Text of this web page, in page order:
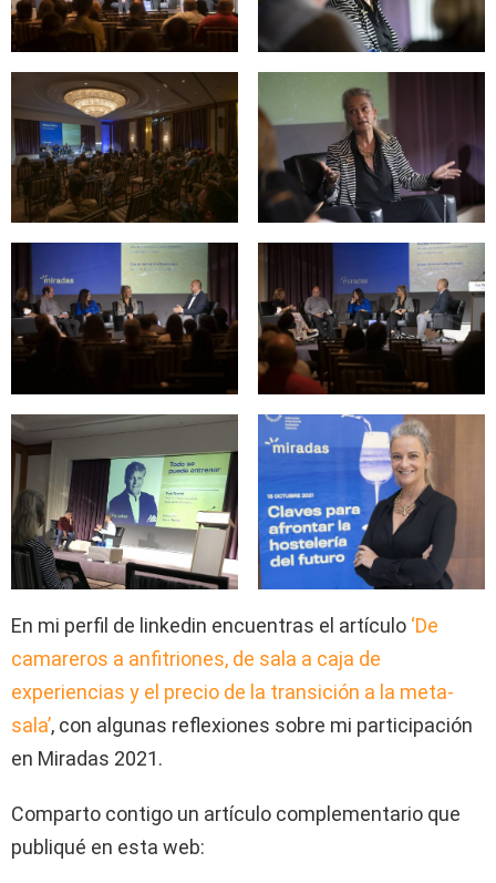
En mi perfil de linkedin encuentras el artículo ‘De
camareros a anfitriones, de sala a caja de
experiencias y el precio de la transición a la meta-
sala’, con algunas reflexiones sobre mi participación
en Miradas 2021.
Comparto contigo un artículo complementario que
publiqué en esta web: